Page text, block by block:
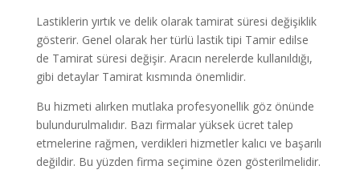
Lastiklerin yırtık ve delik olarak tamirat süresi değişiklik
gösterir. Genel olarak her türlü lastik tipi Tamir edilse
de Tamirat süresi değişir. Aracın nerelerde kullanıldığı,
gibi detaylar Tamirat kısmında önemlidir.
Bu hizmeti alırken mutlaka profesyonellik göz önünde
bulundurulmalıdır. Bazı firmalar yüksek ücret talep
etmelerine rağmen, verdikleri hizmetler kalıcı ve başarılı
değildir. Bu yüzden firma seçimine özen gösterilmelidir.